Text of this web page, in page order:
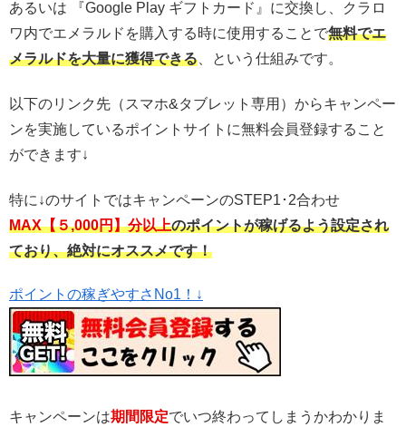
あるいは 『Google Play ギフトカード』に交換し、クラロ
ワ内でエメラルドを購入する時に使用することで無料でエ
メラルドを大量に獲得できる 、という仕組みです。
以下のリンク先（スマホ&タブレット専用）からキャンペー
ンを実施しているポイントサイトに無料会員登録すること
ができます↓
特に↓のサイトではキャンペーンのSTEP1･2合わせ
MAX【５,000円】分以上のポイントが稼げるよう設定され
ており、絶対にオススメです！
ポイントの稼ぎやすさNo1！↓
キャンペーンは期間限定でいつ終わってしまうかわかりま